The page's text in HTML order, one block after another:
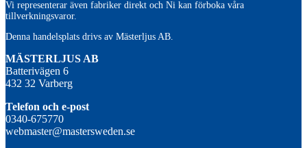
Vi representerar även fabriker direkt och Ni kan förboka våra
tillverkningsvaror.
Denna handelsplats drivs av Mästerljus AB.
MÄSTERLJUS AB
Batterivägen 6
432 32 Varberg
Telefon och e-post
0340-675770
webmaster@mastersweden.se